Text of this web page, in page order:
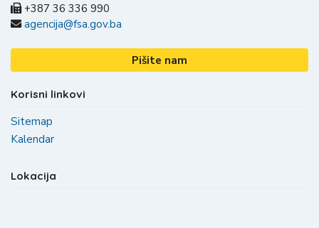
+387 36 336 990
agencija@fsa.gov.ba
Pišite nam
Korisni linkovi
Sitemap
Kalendar
Lokacija